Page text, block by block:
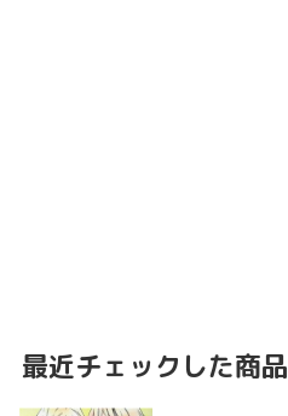
最近チェックした商品